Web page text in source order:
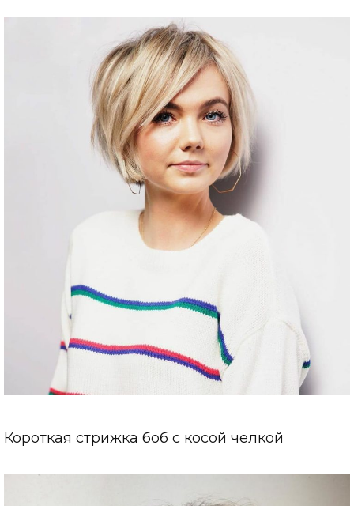
Короткая стрижка боб с косой челкой